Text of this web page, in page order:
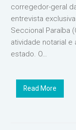
corregedor-geral
entrevista
Seccional Paraíba
atividade notarial
estado. O…
Read More